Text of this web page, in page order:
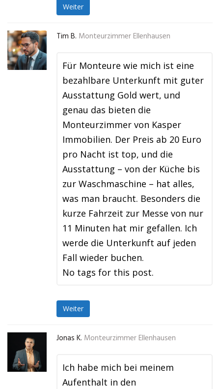
Weiter
Tim B. Monteurzimmer Ellenhausen
Für Monteure wie mich ist eine
bezahlbare Unterkunft mit guter
Ausstattung Gold wert, und
genau das bieten die
Monteurzimmer von Kasper
Immobilien. Der Preis ab 20 Euro
pro Nacht ist top, und die
Ausstattung – von der Küche bis
zur Waschmaschine – hat alles,
was man braucht. Besonders die
kurze Fahrzeit zur Messe von nur
11 Minuten hat mir gefallen. Ich
werde die Unterkunft auf jeden
Fall wieder buchen.
No tags for this post.
Weiter
Jonas K. Monteurzimmer Ellenhausen
Ich habe mich bei meinem
Aufenthalt in den